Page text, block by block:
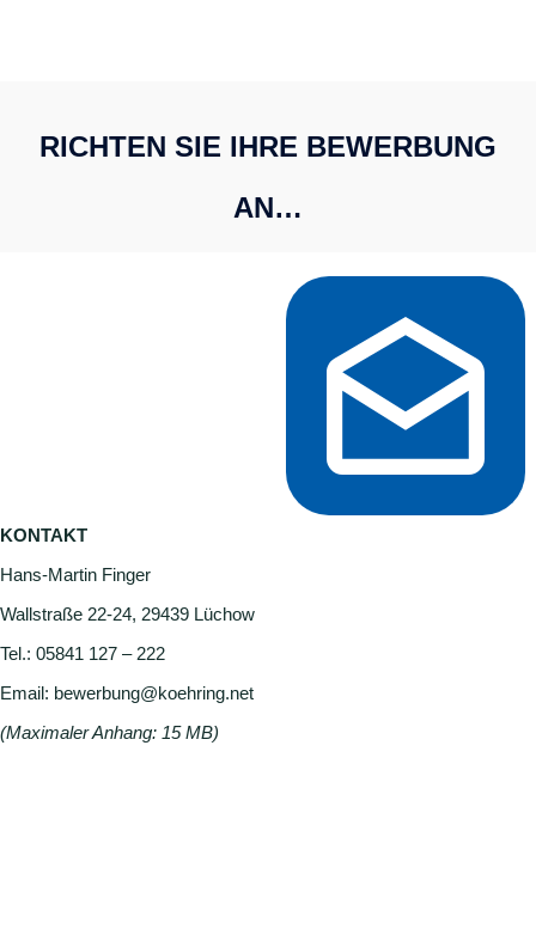
RICHTEN SIE IHRE BEWERBUNG
AN…
KONTAKT
Hans-Martin Finger
Wallstraße 22-24, 29439 Lüchow
Tel.: 05841 127 – 222
Email: bewerbung@koehring.net
(Maximaler Anhang: 15 MB)